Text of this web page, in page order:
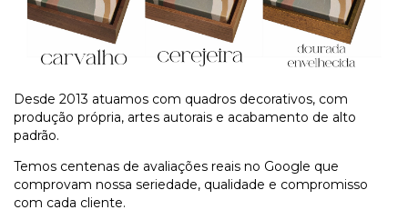
Desde 2013 atuamos com quadros decorativos, com
produção própria, artes autorais e acabamento de alto
padrão.
Temos centenas de avaliações reais no Google que
comprovam nossa seriedade, qualidade e compromisso
com cada cliente.